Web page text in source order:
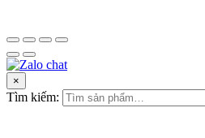
×
Tìm kiếm: